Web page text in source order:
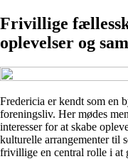
Frivillige
oplevelser og
Fredericia er kendt som en
foreningsliv. Her mødes
interesser for at skabe
kulturelle arrangementer til
frivillige en central rolle i at